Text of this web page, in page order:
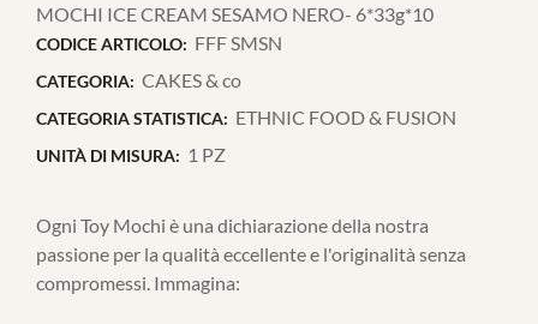
MOCHI ICE CREAM SESAMO NERO- 6*33g*10
CODICE ARTICOLO: FFF SMSN
CATEGORIA: CAKES & co
CATEGORIA STATISTICA: ETHNIC FOOD & FUSION
UNITÀ DI MISURA: 1 PZ
Ogni Toy Mochi è una dichiarazione della nostra
passione per la qualità eccellente e l'originalità senza
compromessi. Immagina: